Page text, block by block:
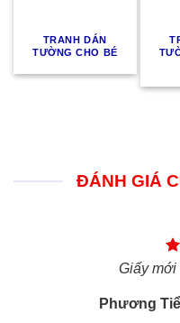
TRANH DÁN
TƯỜNG CHO BÉ
ĐÁNH GIÁ
Giấy
Phương